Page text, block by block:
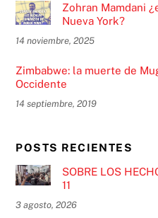
Zohran Mamdani
Nueva York?
14 noviembre, 2025
Zimbabwe: la muerte de
Occidente
14 septiembre, 2019
POSTS RECIENTES
SOBRE LOS
11
3 agosto, 2026